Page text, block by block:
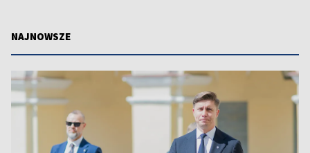
NAJNOWSZE